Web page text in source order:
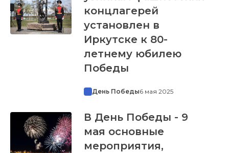
концлагерей
установлен в
Иркутске к 80-
летнему юбилею
Победы
День Победы6 мая 2025
В День Победы - 9
мая основные
мероприятия,